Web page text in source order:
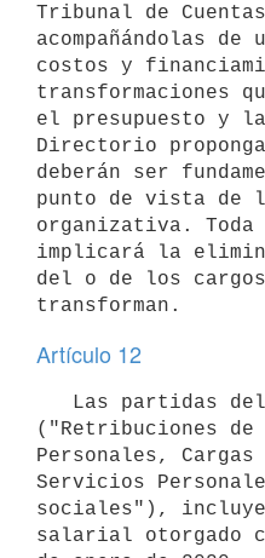
Tribunal de
acompañándolas
costos y
transformaciones
el presupuesto y
Directorio
deberán ser
punto de vista de
organizativa. Toda
implicará la
del o de los
Artículo 12
("Retribuciones de
Personales,
Servicios
sociales"),
salarial otorgado